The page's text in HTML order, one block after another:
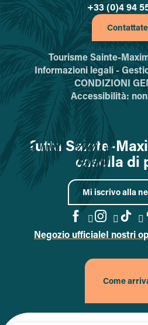
+33 (0)4 94
Tourisme Sainte-
Informazioni legali -
CONDIZIONI
Accessibilità:
Tutta Sainte-
casella di
Mi iscrivo alla
Vai allaVai alla
Vai
Negozio ufficialeI nostri
Come